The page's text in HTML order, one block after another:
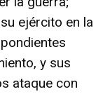
ejército en la
y sus
ataque con